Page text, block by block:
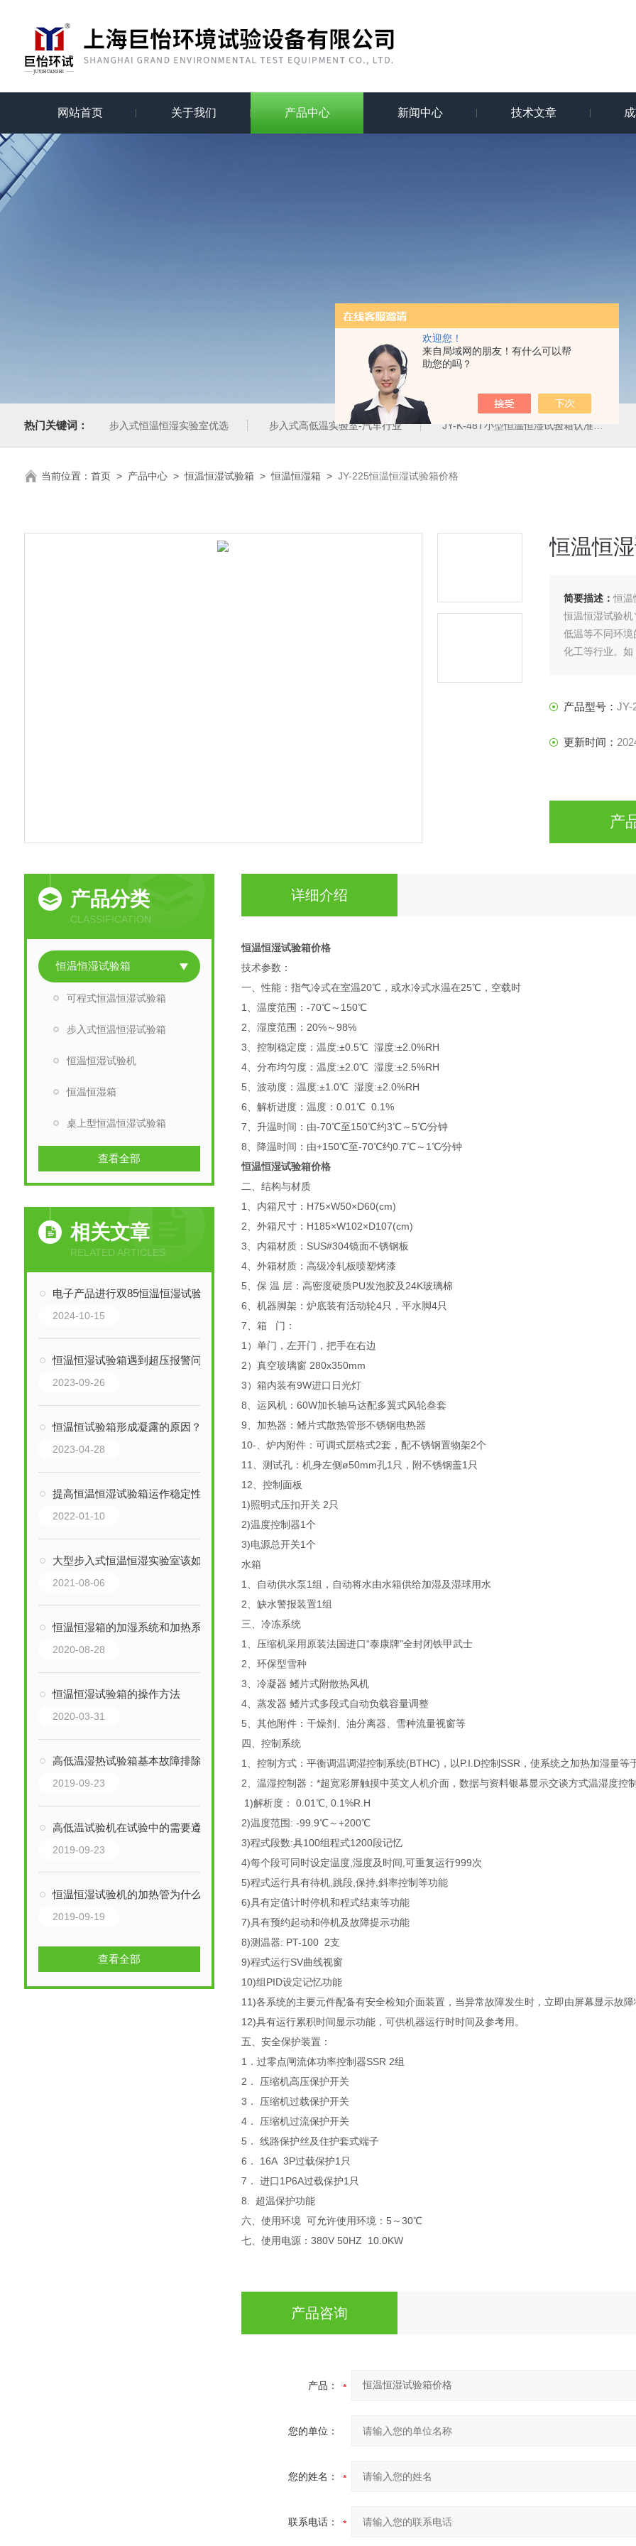
欢迎您！
来自局域网的朋友！有什么可以帮
助您的吗？
网站首页 关于我们 产品中心 新闻中心 技术文章
热门关键词： 步入式恒温恒湿实验室优选 步入式高低温实验室-汽车行业 JY-K-48T小型恒温恒湿试验箱认准巨怡环试
当前位置： 首页> 产品中心>恒温恒湿试验箱 >恒温恒湿箱 > JY-225恒温恒湿试验箱价格
恒温恒
简要描述：恒温
恒温恒湿试验
低温等不同环
化工等行业。
产品型号：JY-
更新时间：
产
产品分类
CLASSIFICATION
恒温恒湿试验箱
可程式恒温恒湿试验箱
步入式恒温恒湿试验箱
恒温恒湿试验机
恒温恒湿箱
桌上型恒温恒湿试验箱
查看全部
相关文章
RELATED ARTICLES
电子产品进行双85恒温恒湿试验箱湿热测试的好处
2024-10-15
恒温恒湿试验箱遇到超压报警问题该如何解决？
2023-09-26
恒温恒试验箱形成凝露的原因？
2023-04-28
提高恒温恒湿试验箱运作稳定性的方法如下
2022-01-10
大型步入式恒温恒湿实验室该如何维护保养
2021-08-06
恒温恒湿箱的加湿系统和加热系统的性质是差不多的
2020-08-28
恒温恒湿试验箱的操作方法
2020-03-31
高低温湿热试验箱基本故障排除方法：
2019-09-23
高低温试验机在试验中的需要遵守的五大条件
2019-09-23
恒温恒湿试验机的加热管为什么会出现干烧的现象
2019-09-19
查看全部
详细介绍
恒温恒湿试验箱价格
技术参数：
一、性能：指气冷式在室温20℃，或水冷式水温在25℃，空载时
1、温度范围：-70℃～150℃
2、湿度范围：20℅～98℅
3、控制稳定度：温度:±0.5℃ 湿度:±2.0%RH
4、分布均匀度：温度:±2.0℃ 湿度:±2.5%RH
5、波动度：温度:±1.0℃ 湿度:±2.0%RH
6、解析进度：温度：0.01℃ 0.1%
7、升温时间：由-70℃至150℃约3℃～5℃∕分钟
8、降温时间：由+150℃至-70℃约0.7℃～1℃∕分钟
恒温恒湿试验箱价格
二、结构与材质
1、内箱尺寸：H75×W50×D60(cm)
2、外箱尺寸：H185×W102×D107(cm)
3、内箱材质：SUS#304镜面不锈钢板
4、外箱材质：高级冷轧板喷塑烤漆
5、保 温 层：高密度硬质PU发泡胶及24K玻璃棉
6、机器脚架：炉底装有活动轮4只，平水脚4只
7、箱 门：
1）单门，左开门，把手在右边
2）真空玻璃窗 280x350mm
3）箱内装有9W进口日光灯
8、运风机：60W加长轴马达配多翼式风轮叁套
9、加热器：鳍片式散热管形不锈钢电热器
10-、炉内附件：可调式层格式2套，配不锈钢置物架2个
11、测试孔：机身左侧ø50mm孔1只，附不锈钢盖1只
12、控制面板
1)照明式压扣开关 2只
2)温度控制器1个
3)电源总开关1个
水箱
1、自动供水泵1组，自动将水由水箱供给加湿及湿球用水
2、缺水警报装置1组
三、冷冻系统
1、压缩机采用原装法国进口“泰康牌"全封闭铁甲武士
2、环保型雪种
3、冷凝器 鳍片式附散热风机
4、蒸发器 鳍片式多段式自动负载容量调整
5、其他附件：干燥剂、油分离器、雪种流量视窗等
四、控制系统
1、控制方式：平衡调温调湿控制系统(BTHC)，以P.I.D控制SSR，使系统之加热加湿量等
2、温湿控制器：*超宽彩屏触摸中英文人机介面，数据与资料银幕显示交谈方式温湿度控
1)解析度： 0.01℃, 0.1%R.H
2)温度范围: -99.9℃～+200℃
3)程式段数:具100组程式1200段记忆
4)每个段可同时设定温度,湿度及时间,可重复运行999次
5)程式运行具有待机,跳段,保持,斜率控制等功能
6)具有定值计时停机和程式结束等功能
7)具有预约起动和停机及故障提示功能
8)测温器: PT-100 2支
9)程式运行SV曲线视窗
10)组PID设定记忆功能
11)各系统的主要元件配备有安全检知介面装置，当异常故障发生时，立即由屏幕显示故
12)具有运行累积时间显示功能，可供机器运行时时间及参考用。
五、安全保护装置：
1．过零点闸流体功率控制器SSR 2组
2． 压缩机高压保护开关
3． 压缩机过载保护开关
4． 压缩机过流保护开关
5． 线路保护丝及住护套式端子
6． 16A 3P过载保护1只
7． 进口1P6A过载保护1只
8. 超温保护功能
六、使用环境 可允许使用环境：5～30℃
七、使用电源：380V 50HZ 10.0KW
产品咨询
产品：
您的单位：
您的姓名：
联系电话：